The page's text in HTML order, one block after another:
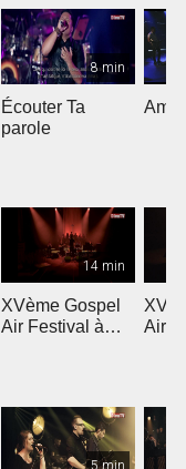
8 min
Écouter Ta
parole
Ami
14 min
XVème Gospel
Air Festival à
Air
5 min